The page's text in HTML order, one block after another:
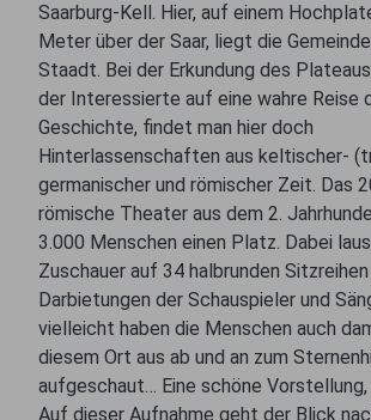
Saarburg-Kell. Hier, auf einem
Meter über der Saar, liegt die
Staadt. Bei der Erkundung des
der Interessierte auf eine wahre Reise
Geschichte, findet man hier doch
Hinterlassenschaften aus keltischer-
germanischer und römischer Zeit. Das
römische Theater aus dem 2.
3.000 Menschen einen Platz. Dabei
Zuschauer auf 34 halbrunden
Darbietungen der Schauspieler und
vielleicht haben die Menschen auch
diesem Ort aus ab und an zum
aufgeschaut… Eine schöne Vorstellung,
Auf dieser Aufnahme geht der Blick